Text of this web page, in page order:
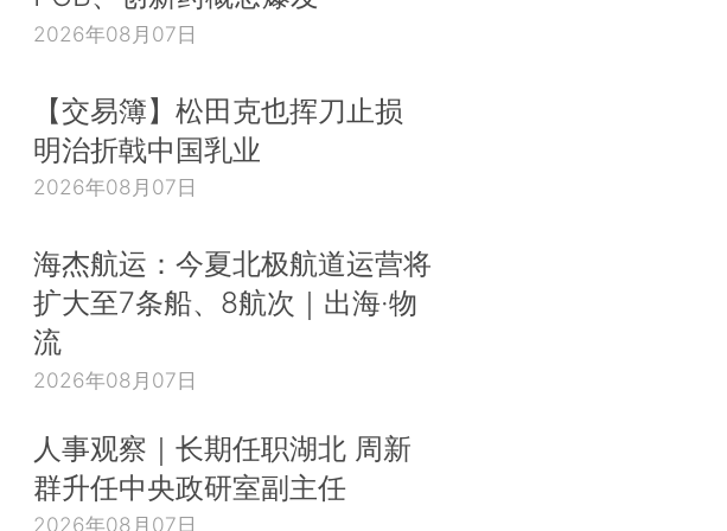
2026年08月07日
【交易簿】松田克也挥刀止损
明治折戟中国乳业
2026年08月07日
海杰航运：今夏北极航道运营将
扩大至7条船、8航次｜出海·物
流
2026年08月07日
人事观察｜长期任职湖北 周新
群升任中央政研室副主任
2026年08月07日